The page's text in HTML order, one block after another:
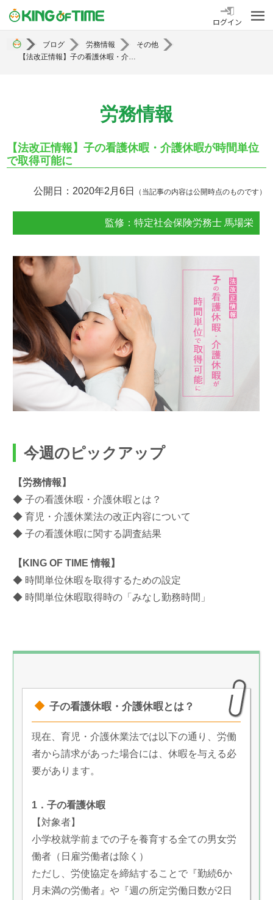
勤怠管理システム KING OF TIME
ログイン
ブログ 労務情報
その他
【法改正情報】子の看護休暇・介護休暇が時間単位で取得可能に
労務情報
【法改正情報】子の看護休暇・介護休暇が時間単位
で取得可能に
公開日：2020年2月6日 （当記事の内容は公開時点のものです）
監修：特定社会保険労務士 馬場栄
今週のピックアップ
【労務情報】
◆ 子の看護休暇・介護休暇とは？
◆ 育児・介護休業法の改正内容について
◆ 子の看護休暇に関する調査結果
【KING OF TIME 情報】
◆ 時間単位休暇を取得するための設定
◆ 時間単位休暇取得時の「みなし勤務時間」
子の看護休暇・介護休暇とは？
現在、育児・介護休業法では以下の通り、労働
者から請求があった場合には、休暇を与える必
要があります。
1．子の看護休暇
【対象者】
小学校就学前までの子を養育する全ての男女労
働者（日雇労働者は除く）
ただし、労使協定を締結することで『勤続6か
月未満の労働者』や『週の所定労働日数が2日